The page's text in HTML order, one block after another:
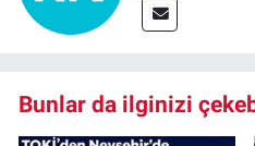
Bunlar da ilginizi